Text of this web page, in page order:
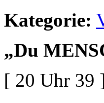
Kategorie:
„Du
[ 20 Uhr 39